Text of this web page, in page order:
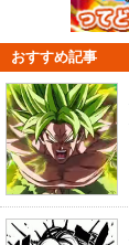
おすすめ記事